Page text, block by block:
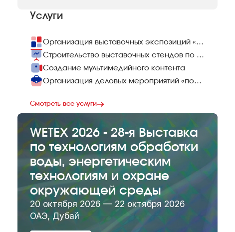
Услуги
Организация выставочных экспозиций «под ключ»
Строительство выставочных стендов по всему миру
Создание мультимедийного контента
Организация деловых мероприятий «под ключ»
Смотреть все услуги
WETEX 2026 - 28-я Выставка
по технологиям обработки
воды, энергетическим
технологиям и охране
окружающей среды
20 октября 2026 — 22 октября 2026
ОАЭ, Дубай